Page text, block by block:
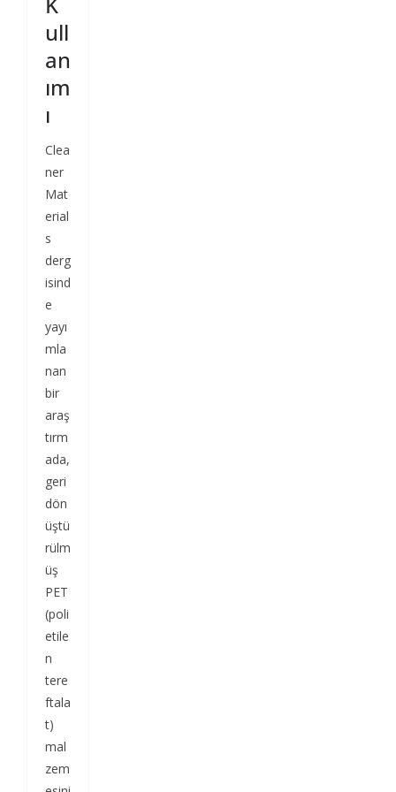
ull
an
ım
ı
Clea
ner
Mat
erial
s
derg
isind
e
yayı
mla
nan
bir
araş
tırm
ada,
geri
dön
üştü
rülm
üş
PET
(poli
etile
n
tere
ftala
t)
mal
zem